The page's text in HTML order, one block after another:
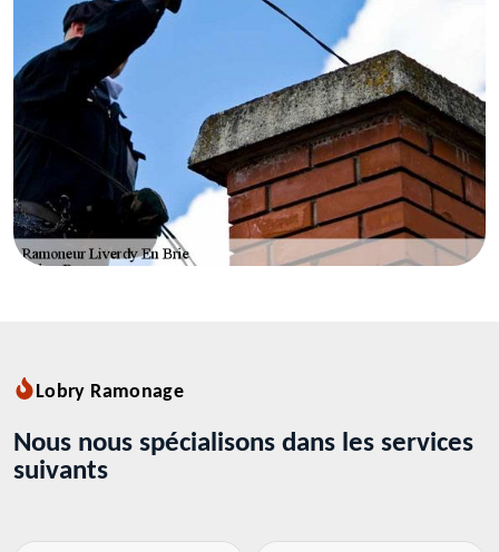
Lobry Ramonage
Nous nous spécialisons dans les services
suivants